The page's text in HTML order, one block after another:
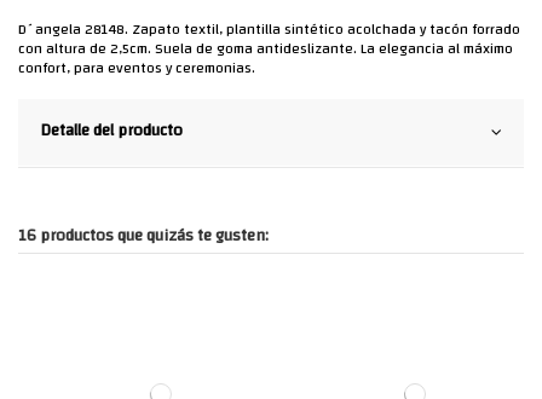
D´angela 28148. Zapato textil, plantilla sintético acolchada y tacón forrado
con altura de 2,5cm. Suela de goma antideslizante. La elegancia al máximo
confort, para eventos y ceremonias.
Detalle del producto
16 productos que quizás te gusten: